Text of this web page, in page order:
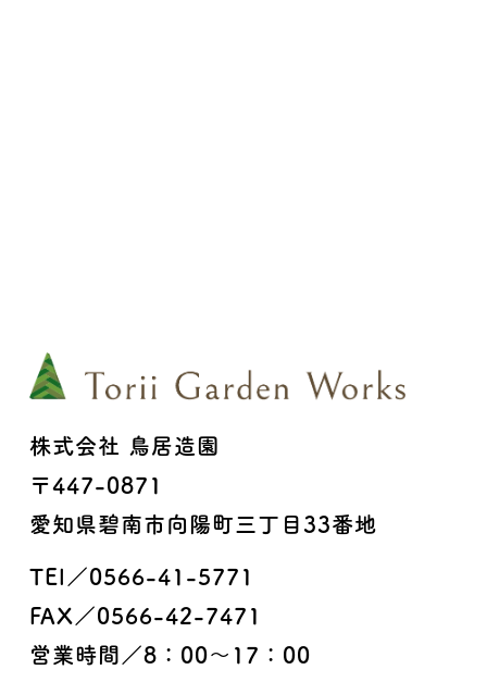
株式会社 鳥居造園
〒447-0871
愛知県碧南市向陽町三丁目33番地
TEl／0566-41-5771
FAX／0566-42-7471
営業時間／8：00〜17：00